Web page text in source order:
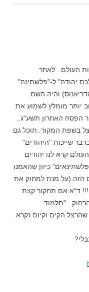
העולם.. לאחר
יהודה" ל-"פּלשתינה"
של אדריאנוס) והיה השם
יותר מומלץ לשמוע את
הפסח האחרון תשע"ג..
בשפת המקור..תוכל גם
בדבר שייכות "היהודים"
קרא לנו יהודים
כיוון שהאמנּו
הזה.(על מנת למחוק את
ד"א אם תחקור קצת
"תלמוד
הקים וקיום נקרא..